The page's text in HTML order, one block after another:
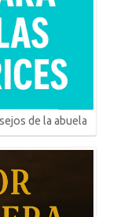
de la abuela